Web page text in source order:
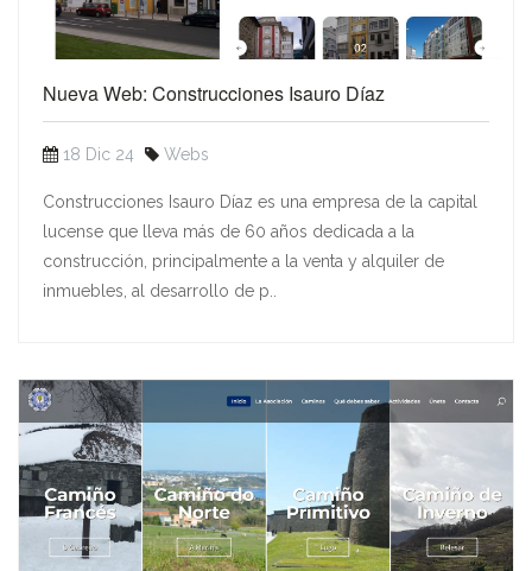
Nueva Web: Construcciones Isauro Díaz
18 Dic 24 Webs
Construcciones Isauro Díaz es una empresa de la capital
lucense que lleva más de 60 años dedicada a la
construcción, principalmente a la venta y alquiler de
inmuebles, al desarrollo de p..